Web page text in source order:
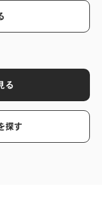
る
探す